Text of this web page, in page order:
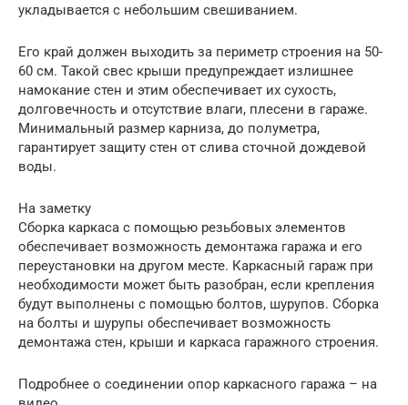
укладывается с небольшим свешиванием.
Его край должен выходить за периметр строения на 50-
60 см. Такой свес крыши предупреждает излишнее
намокание стен и этим обеспечивает их сухость,
долговечность и отсутствие влаги, плесени в гараже.
Минимальный размер карниза, до полуметра,
гарантирует защиту стен от слива сточной дождевой
воды.
На заметку
Сборка каркаса с помощью резьбовых элементов
обеспечивает возможность демонтажа гаража и его
переустановки на другом месте. Каркасный гараж при
необходимости может быть разобран, если крепления
будут выполнены с помощью болтов, шурупов. Сборка
на болты и шурупы обеспечивает возможность
демонтажа стен, крыши и каркаса гаражного строения.
Подробнее о соединении опор каркасного гаража – на